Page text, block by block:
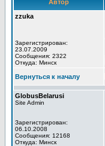
Автор
zzuka
Зарегистрирован:
23.07.2009
Сообщения: 2322
Откуда: Минск
Вернуться к началу
GlobusBelarusi
Site Admin
Зарегистрирован:
06.10.2008
Сообщения: 12168
Откуда: Минск